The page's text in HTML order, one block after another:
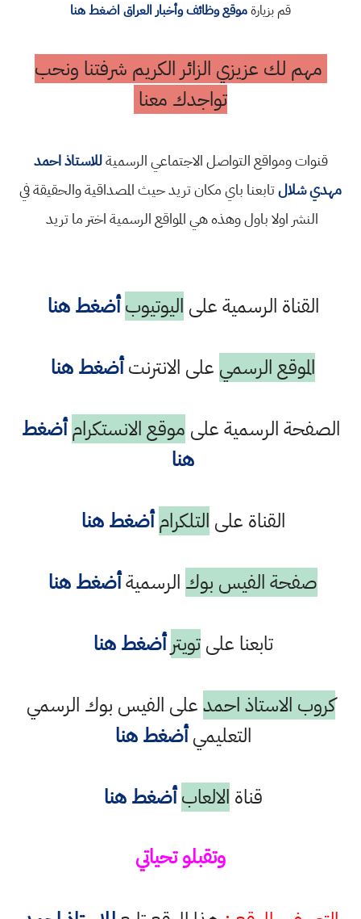
قم بزيارةموقع وظائف وأخبار العراق اضغط هنا
مهم لك عزيزي الزائر الكريم شرفتنا ونحب
تواجدك معنا
قنوات ومواقع التواصل الاجتماعي الرسميةللاستاذ احمد
مهدي شلالتابعنا باي مكان تريد حيث المصداقية والحقيقة في
النشر اولا باول وهذه هي المواقع الرسمية اختر ما تريد
القناة الرسمية على اليوتيوب أضغط هنا
الموقع الرسمي على الانترنتأضغط هنا
الصفحة الرسمية على موقع الانستكرام أضغط
هنا
القناة على التلكرام أضغط هنا
صفحة الفيس بوك الرسميةأضغط هنا
تابعنا علىتويتر أضغط هنا
كروب الاستاذ احمدعلى الفيس بوك الرسمي
التعليميأضغط هنا
قناة الالعاب أضغط هنا
وتقبلو تحياتي